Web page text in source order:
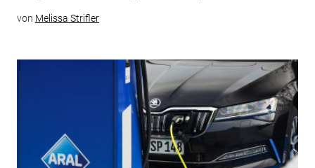
von Melissa Strifler